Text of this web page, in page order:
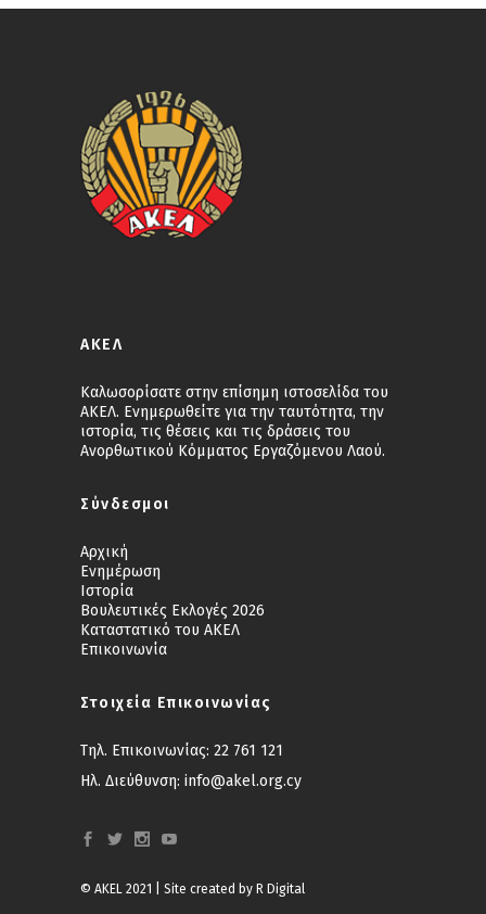
ΑΚΕΛ
Καλωσορίσατε στην επίσημη ιστοσελίδα του
ΑΚΕΛ. Ενημερωθείτε για την ταυτότητα, την
ιστορία, τις θέσεις και τις δράσεις του
Ανορθωτικού Κόμματος Εργαζόμενου Λαού.
Σύνδεσμοι
Αρχική
Ενημέρωση
Ιστορία
Βουλευτικές Εκλογές 2026
Καταστατικό του ΑΚΕΛ
Επικοινωνία
Στοιχεία Επικοινωνίας
Τηλ. Επικοινωνίας: 22 761 121
Ηλ. Διεύθυνση: info@akel.org.cy
© AKEL 2021 | Site created by R Digital